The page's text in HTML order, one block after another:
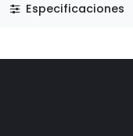
Especificaciones